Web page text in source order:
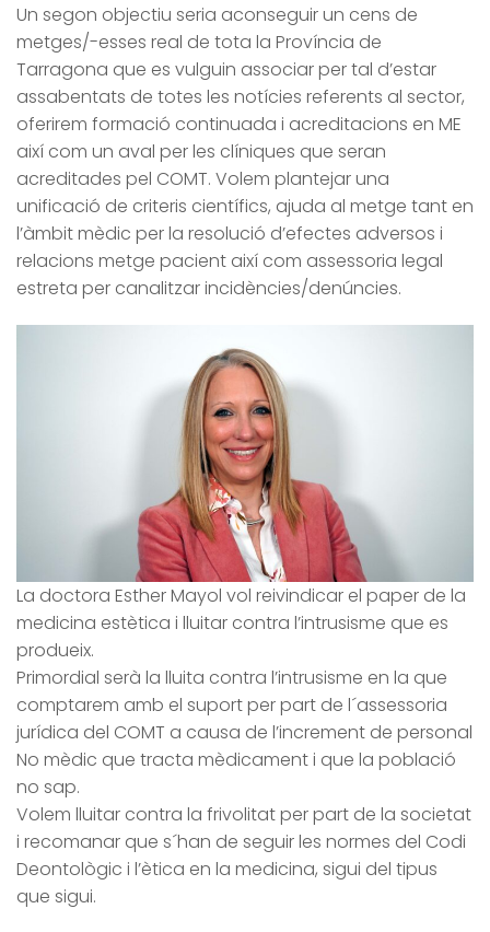
Un segon objectiu seria aconseguir un cens de
metges/-esses real de tota la Província de
Tarragona que es vulguin associar per tal d’estar
assabentats de totes les notícies referents al sector,
oferirem formació continuada i acreditacions en ME
així com un aval per les clíniques que seran
acreditades pel COMT. Volem plantejar una
unificació de criteris científics, ajuda al metge tant en
l’àmbit mèdic per la resolució d’efectes adversos i
relacions metge pacient així com assessoria legal
estreta per canalitzar incidències/denúncies.
La doctora Esther Mayol vol reivindicar el paper de la
medicina estètica i lluitar contra l’intrusisme que es
produeix.
Primordial serà la lluita contra l’intrusisme en la que
comptarem amb el suport per part de l´assessoria
jurídica del COMT a causa de l’increment de personal
No mèdic que tracta mèdicament i que la població
no sap.
Volem lluitar contra la frivolitat per part de la societat
i recomanar que s´han de seguir les normes del Codi
Deontològic i l’ètica en la medicina, sigui del tipus
que sigui.